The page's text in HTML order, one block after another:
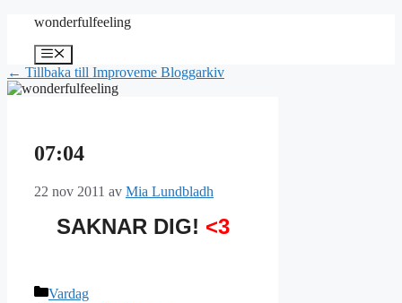
Hoppa
innehåll
wonderfulfeeling
Meny
← Tillbaka till Improveme Bloggarkiv
07:04
22 nov 2011 av Mia Lundbladh
SAKNAR DIG! <3
Kategorier
Vardag